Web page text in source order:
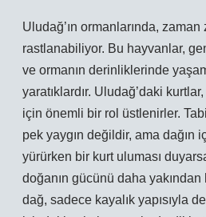
Uludağ’ın ormanlarında,
rastlanabiliyor. Bu hayvanlar,
ve ormanın derinliklerinde
yaratıklardır. Uludağ’daki
için önemli bir rol üstlenirler.
pek yaygın değildir, ama dağın
yürürken bir kurt uluması
doğanın gücünü daha
dağ, sadece kayalık yapısıyla